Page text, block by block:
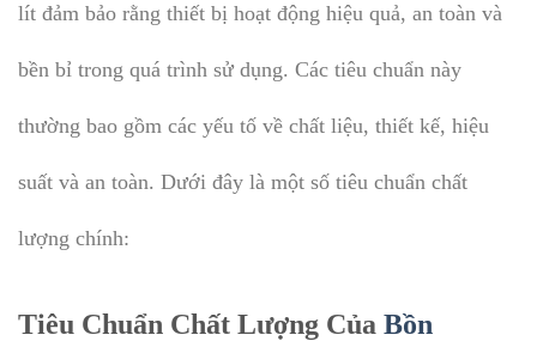
lít đảm bảo rằng thiết bị hoạt động hiệu quả, an toàn và
bền bỉ trong quá trình sử dụng. Các tiêu chuẩn này
thường bao gồm các yếu tố về chất liệu, thiết kế, hiệu
suất và an toàn. Dưới đây là một số tiêu chuẩn chất
lượng chính:
Tiêu Chuẩn Chất Lượng Của Bồn